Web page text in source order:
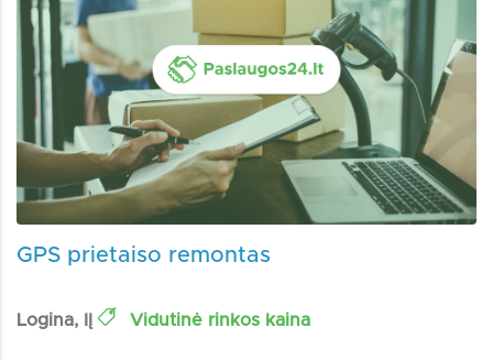
GPS prietaiso remontas
Logina, IĮ Vidutinė rinkos kaina